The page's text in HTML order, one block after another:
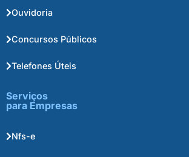
Ouvidoria
Concursos Públicos
Telefones Úteis
Serviços
para Empresas
Nfs-e